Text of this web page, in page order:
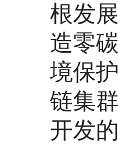
根发
造零
境保
链集
开发